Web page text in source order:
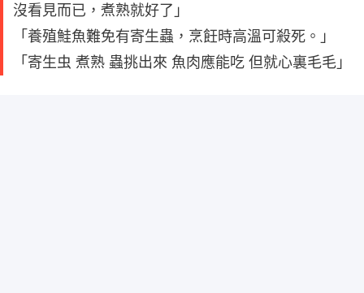
沒看見而已，煮熟就好了」
「養殖鮭魚難免有寄生蟲，烹飪時高溫可殺死。」
「寄生虫 煮熟 蟲挑出來 魚肉應能吃 但就心裏毛毛」